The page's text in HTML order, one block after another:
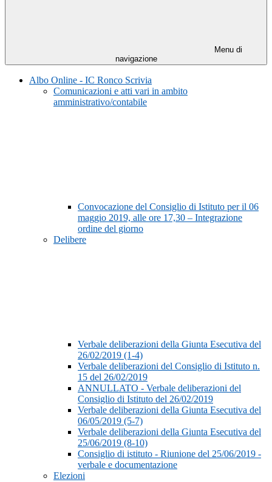
Menu di
navigazione
Albo Online - IC Ronco Scrivia
Comunicazioni e atti vari in ambito
amministrativo/contabile
Convocazione del Consiglio di Istituto per il 06
maggio 2019, alle ore 17,30 – Integrazione
ordine del giorno
Delibere
Verbale deliberazioni della Giunta Esecutiva del
26/02/2019 (1-4)
Verbale deliberazioni del Consiglio di Istituto n.
15 del 26/02/2019
ANNULLATO - Verbale deliberazioni del
Consiglio di Istituto del 26/02/2019
Verbale deliberazioni della Giunta Esecutiva del
06/05/2019 (5-7)
Verbale deliberazioni della Giunta Esecutiva del
25/06/2019 (8-10)
Consiglio di istituto - Riunione del 25/06/2019 -
verbale e documentazione
Elezioni